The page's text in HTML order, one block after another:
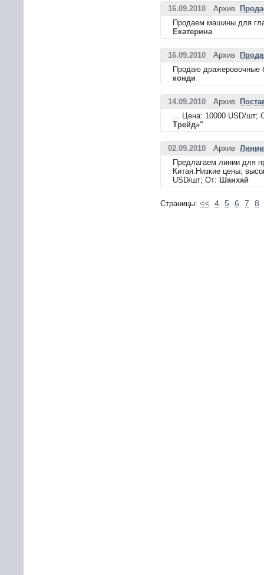
16.09.2010 Архив
Продаем машины для
Екатерина
16.09.2010 Архив
Продаю
конди
14.09.2010 Архив
... Цена: 10000 USD/шт;
Трейд»"
02.09.2010 Архив
Предлагаем линии для
Китая.Низкие цены,
USD/шт; От: Шанхай
Страницы: << 4 5 6 7 8